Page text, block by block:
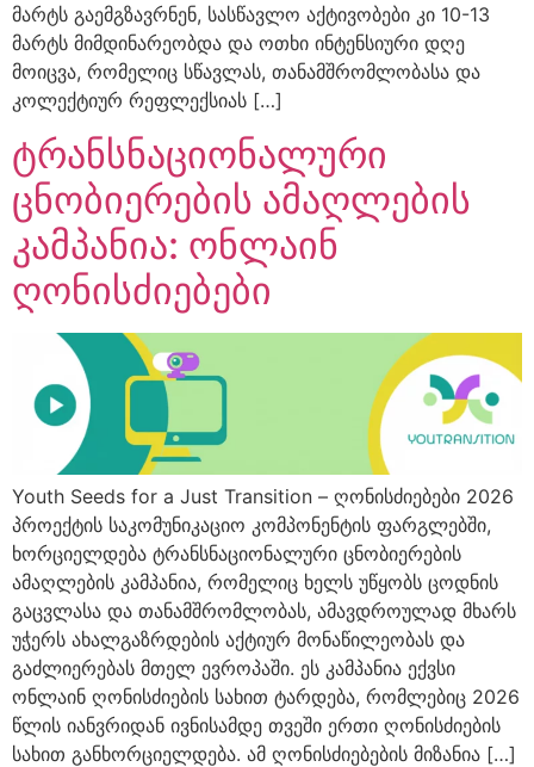
მარტს გაემგზავრნენ, სასწავლო აქტივობები კი 10-13
მარტს მიმდინარეობდა და ოთხი ინტენსიური დღე
მოიცვა, რომელიც სწავლას, თანამშრომლობასა და
კოლექტიურ რეფლექსიას […]
ტრანსნაციონალური
ცნობიერების ამაღლების
კამპანია: ონლაინ
ღონისძიებები
Youth Seeds for a Just Transition – ღონისძიებები 2026
პროექტის საკომუნიკაციო კომპონენტის ფარგლებში,
ხორციელდება ტრანსნაციონალური ცნობიერების
ამაღლების კამპანია, რომელიც ხელს უწყობს ცოდნის
გაცვლასა და თანამშრომლობას, ამავდროულად მხარს
უჭერს ახალგაზრდების აქტიურ მონაწილეობას და
გაძლიერებას მთელ ევროპაში. ეს კამპანია ექვსი
ონლაინ ღონისძიების სახით ტარდება, რომლებიც 2026
წლის იანვრიდან ივნისამდე თვეში ერთი ღონისძიების
სახით განხორციელდება. ამ ღონისძიებების მიზანია […]